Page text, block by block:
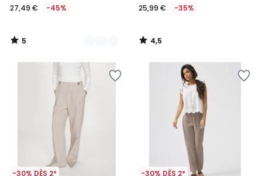
27,49 € -45%
5
/
25,99 € -35%
4,5
/
-30% DÈS 2* -30% DÈS 2*